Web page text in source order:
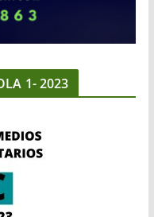
1- 2023